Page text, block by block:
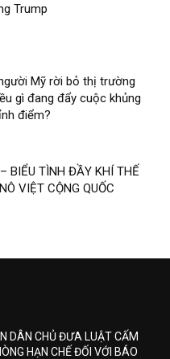
Trump
Mỹ rời bỏ thị trường
gì đang đẩy cuộc khủng
điểm?
BIỂU TÌNH ĐẦY KHÍ THẾ
VIỆT CỘNG QUỐC
DÂN CHỦ ĐƯA LUẬT CẤM
HẠN CHẾ ĐỐI VỚI BÁO